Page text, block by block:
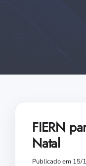
FIERN
Natal
Publicado em